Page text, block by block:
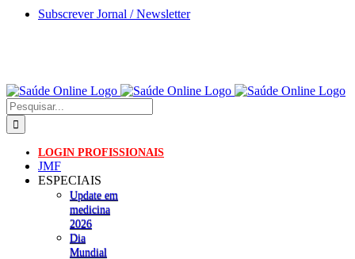
Skip
Subscrever Jornal / Newsletter
Pesquisar
LOGIN PROFISSIONAIS
JMF
ESPECIAIS
Update em
medicina
2026
Dia
Mundial